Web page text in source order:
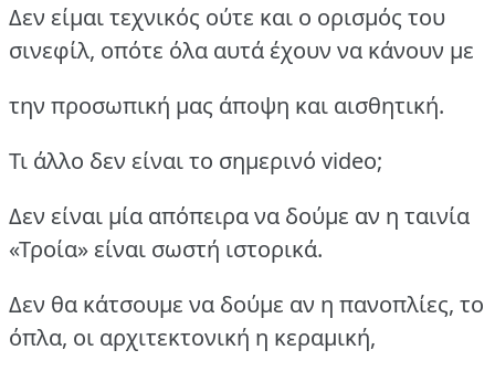
Δεν είμαι τεχνικός ούτε και ο ορισμός του
σινεφίλ, οπότε όλα αυτά έχουν να κάνουν με
την προσωπική μας άποψη και αισθητική.
Τι άλλο δεν είναι το σημερινό video;
Δεν είναι μία απόπειρα να δούμε αν η ταινία
«Τροία» είναι σωστή ιστορικά.
Δεν θα κάτσουμε να δούμε αν η πανοπλίες, το
όπλα, οι αρχιτεκτονική η κεραμική,